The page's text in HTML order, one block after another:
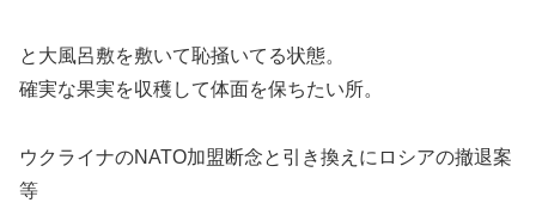
と大風呂敷を敷いて恥掻いてる状態。
確実な果実を収穫して体面を保ちたい所。
ウクライナのNATO加盟断念と引き換えにロシアの撤退案
等